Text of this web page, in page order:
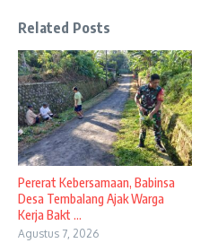
Related Posts
Pererat Kebersamaan, Babinsa
Desa Tembalang Ajak Warga
Kerja Bakt ...
Agustus 7, 2026